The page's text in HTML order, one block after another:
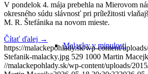
Malacky v minulosti
V pondelok 4. mája prebehla na Mierovom
okresného súdu slávnosť pri príležitosti
M. R. Štefánika na novom mieste.
Čítať ďalej →
https://malackepohlady.sk/wp-content/
Stefanik-malacky.jpg 529 1000 Martin
//malackepohlady.sk/wp-content/uploads/